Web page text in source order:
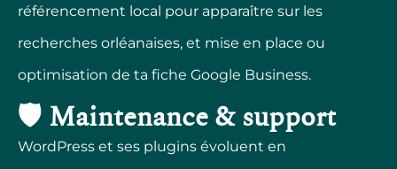
référencement local pour apparaître sur les
recherches orléanaises, et mise en place ou
optimisation de ta fiche Google Business.
🛡️ Maintenance & support
WordPress et ses plugins évoluent en